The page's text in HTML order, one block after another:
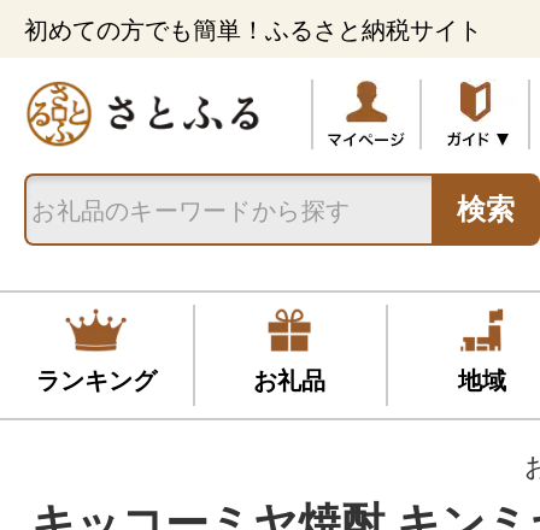
初めての方でも簡単！ふるさと納税サイト
検索
ランキング お礼品 地域